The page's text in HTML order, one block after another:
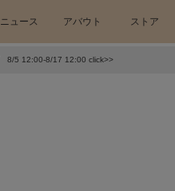
ニュース アバウト ストア
8/5 12:00-8/17 12:00 click>>